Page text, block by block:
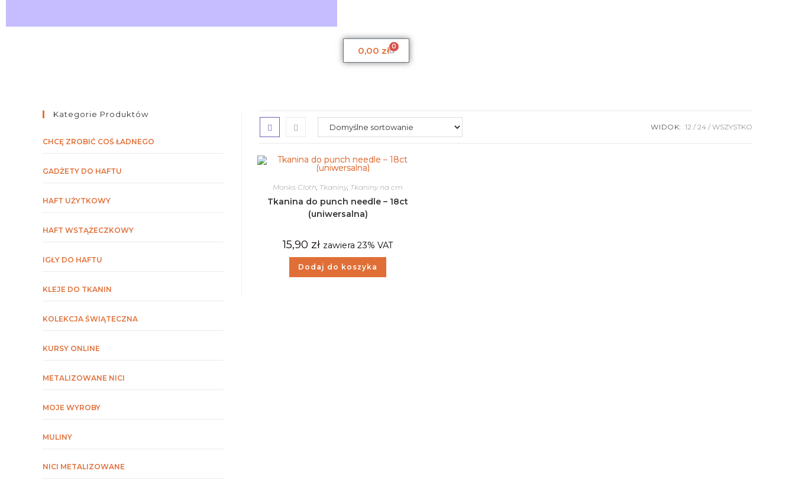
0,00 zł 0
WIDOK: 12 24 WSZYSTKO
Monks Cloth, Tkaniny, Tkaniny na cm
Tkanina do punch needle – 18ct
(uniwersalna)
15,90 zł zawiera 23% VAT
Dodaj do koszyka
Kategorie Produktów
CHCĘ ZROBIĆ COŚ ŁADNEGO
GADŻETY DO HAFTU
HAFT UŻYTKOWY
HAFT WSTĄŻECZKOWY
IGŁY DO HAFTU
KLEJE DO TKANIN
KOLEKCJA ŚWIĄTECZNA
KURSY ONLINE
METALIZOWANE NICI
MOJE WYROBY
MULINY
NICI METALIZOWANE